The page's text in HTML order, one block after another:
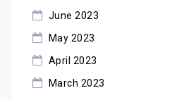
June 2023
May 2023
April 2023
March 2023